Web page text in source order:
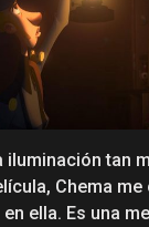
iluminación tan
Chema
en ella. Es una